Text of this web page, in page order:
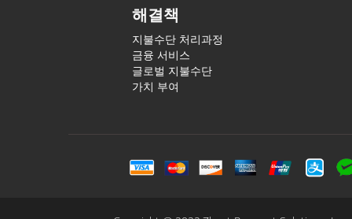
해결책
지불수단 처리과정
금융 서비스
글로벌 지불수단
가치 부여